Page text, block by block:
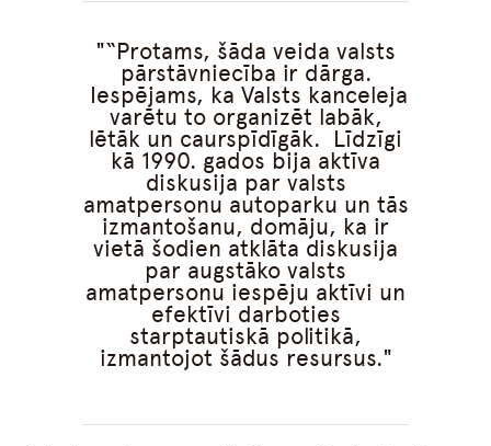
“Protams, šāda veida valsts
pārstāvniecība ir dārga.
Iespējams, ka Valsts kanceleja
varētu to organizēt labāk,
lētāk un caurspīdīgāk. Līdzīgi
kā 1990. gados bija aktīva
diskusija par valsts
amatpersonu autoparku un tās
izmantošanu, domāju, ka ir
vietā šodien atklāta diskusija
par augstāko valsts
amatpersonu iespēju aktīvi un
efektīvi darboties
starptautiskā politikā,
izmantojot šādus resursus.